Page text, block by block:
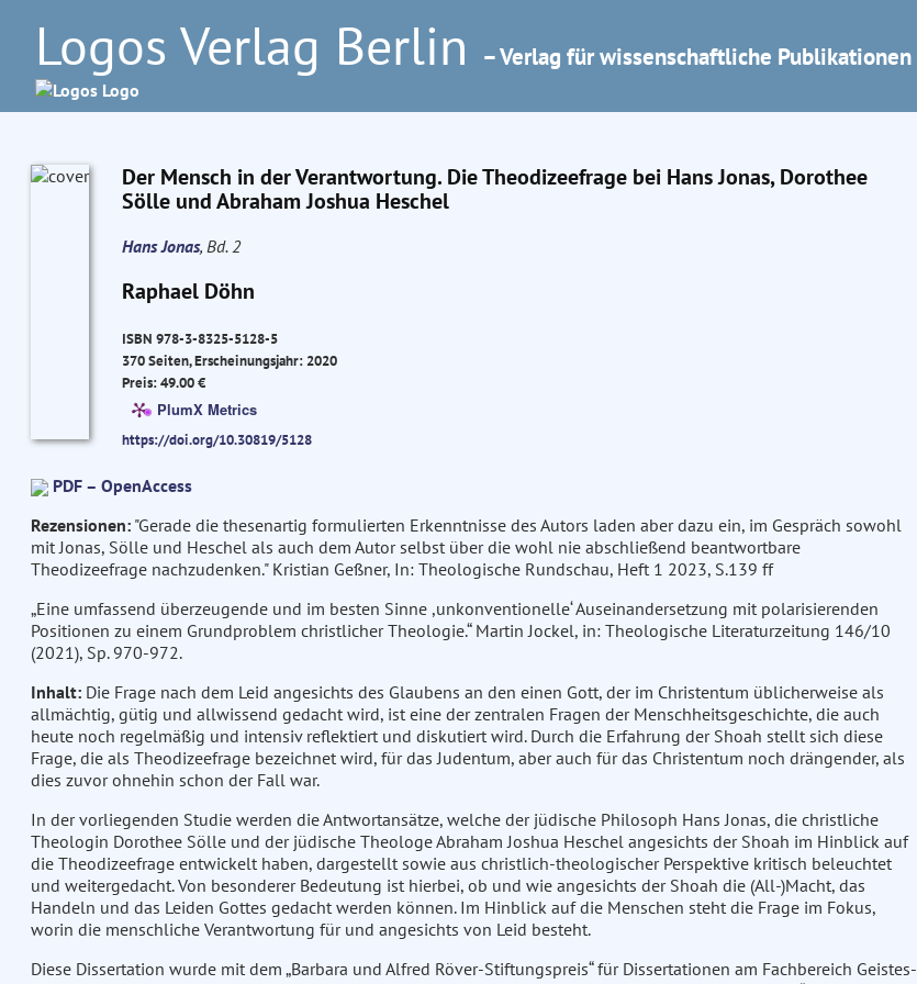
Logos Verlag Berlin – Verlag für wissenschaftliche Publikationen
Der Mensch in der Verantwortung. Die Theodizeefrage bei Hans Jonas, Dorothee
Sölle und Abraham Joshua Heschel
Hans Jonas, Bd. 2
Raphael Döhn
ISBN 978-3-8325-5128-5
370 Seiten, Erscheinungsjahr: 2020
Preis: 49.00 €
PlumX Metrics
https://doi.org/10.30819/5128
PDF – OpenAccess
Rezensionen:"Gerade die thesenartig formulierten Erkenntnisse des Autors laden aber dazu ein, im Gespräch sowohl
mit Jonas, Sölle und Heschel als auch dem Autor selbst über die wohl nie abschließend beantwortbare
Theodizeefrage nachzudenken." Kristian Geßner, In: Theologische Rundschau, Heft 1 2023, S.139 ff
„Eine umfassend überzeugende und im besten Sinne ,unkonventionelle‘ Auseinandersetzung mit polarisierenden
Positionen zu einem Grundproblem christlicher Theologie.“ Martin Jockel, in: Theologische Literaturzeitung 146/10
(2021), Sp. 970-972.
Inhalt:Die Frage nach dem Leid angesichts des Glaubens an den einen Gott, der im Christentum üblicherweise als
allmächtig, gütig und allwissend gedacht wird, ist eine der zentralen Fragen der Menschheitsgeschichte, die auch
heute noch regelmäßig und intensiv reflektiert und diskutiert wird. Durch die Erfahrung der Shoah stellt sich diese
Frage, die als Theodizeefrage bezeichnet wird, für das Judentum, aber auch für das Christentum noch drängender, als
dies zuvor ohnehin schon der Fall war.
In der vorliegenden Studie werden die Antwortansätze, welche der jüdische Philosoph Hans Jonas, die christliche
Theologin Dorothee Sölle und der jüdische Theologe Abraham Joshua Heschel angesichts der Shoah im Hinblick auf
die Theodizeefrage entwickelt haben, dargestellt sowie aus christlich-theologischer Perspektive kritisch beleuchtet
und weitergedacht. Von besonderer Bedeutung ist hierbei, ob und wie angesichts der Shoah die (All-)Macht, das
Handeln und das Leiden Gottes gedacht werden können. Im Hinblick auf die Menschen steht die Frage im Fokus,
worin die menschliche Verantwortung für und angesichts von Leid besteht.
Diese Dissertation wurde mit dem „Barbara und Alfred Röver-Stiftungspreis“ für Dissertationen am Fachbereich Geistes-